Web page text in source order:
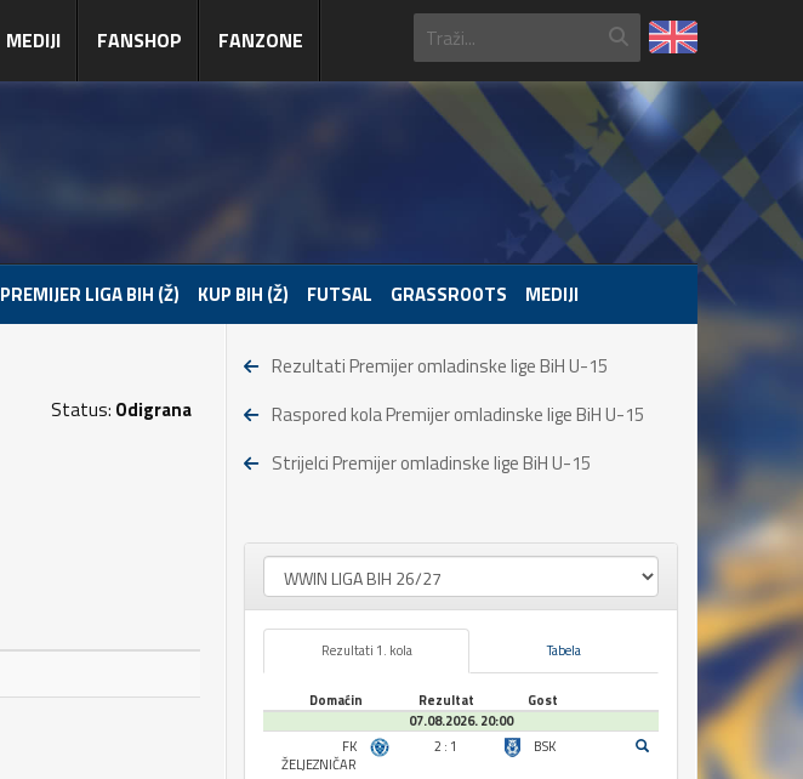
MEDIJI FANSHOP FANZONE
PREMIJER LIGA BIH (Ž) KUP BIH (Ž) FUTSAL GRASSROOTS MEDIJI
Status: Odigrana
Rezultati Premijer omladinske lige BiH U-15
Raspored kola Premijer omladinske lige BiH U-15
Strijelci Premijer omladinske lige BiH U-15
Rezultati 1. kola Tabela
Domaćin Rezultat
Gost
07.08.2026. 20:00
FK
ŽELJEZNIČAR
2 : 1 BSK